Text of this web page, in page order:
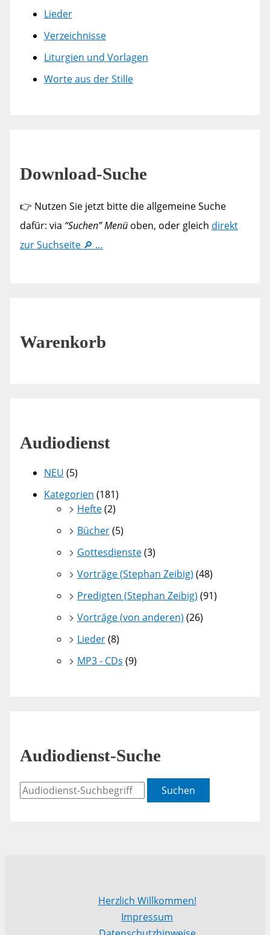
Lieder
Verzeichnisse
Liturgien und Vorlagen
Worte aus der Stille
Download-Suche
👉 Nutzen Sie jetzt bitte die allgemeine Suche
dafür: via “Suchen” Menüoben, oder gleich direkt
zur Suchseite 🔎 …
Warenkorb
Audiodienst
NEU (5)
Kategorien (181)
Hefte(2)
Bücher(5)
Gottesdienste(3)
Vorträge (Stephan Zeibig) (48)
Predigten (Stephan Zeibig) (91)
Vorträge (von anderen) (26)
Lieder(8)
MP3 - CDs (9)
Audiodienst-Suche
Suchen
Herzlich Willkommen!
Impressum